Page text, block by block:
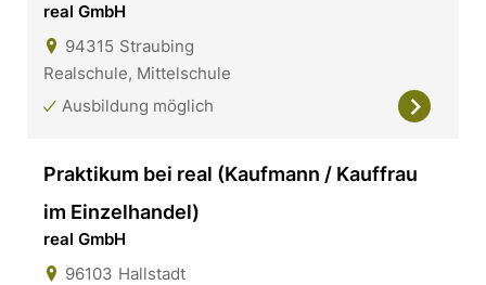
real GmbH
94315 Straubing
Realschule, Mittelschule
Ausbildung möglich
Praktikum bei real (Kaufmann / Kauffrau
im Einzelhandel)
real GmbH
96103 Hallstadt